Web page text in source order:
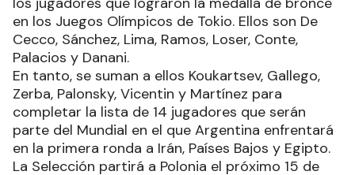
en los Juegos Olímpicos de Tokio. Ellos son De
Cecco, Sánchez, Lima, Ramos, Loser, Conte,
Palacios y Danani.
En tanto, se suman a ellos Koukartsev, Gallego,
Zerba, Palonsky, Vicentin y Martínez para
completar la lista de 14 jugadores que serán
parte del Mundial en el que Argentina enfrentará
en la primera ronda a Irán, Países Bajos y Egipto.
La Selección partirá a Polonia el próximo 15 de